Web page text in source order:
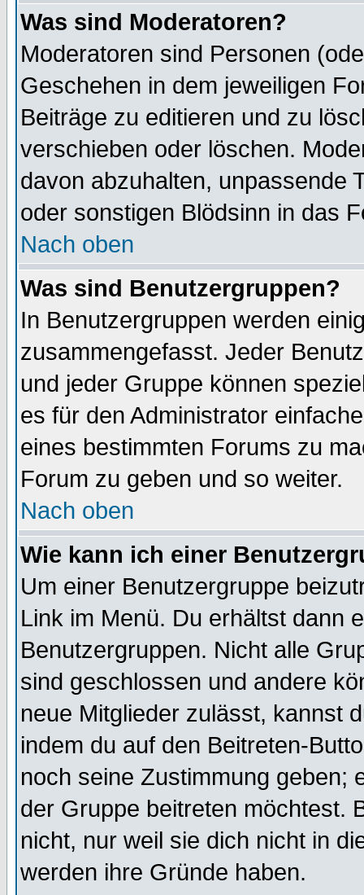
Was sind Moderatoren?
Moderatoren sind Personen
Geschehen in dem jeweiligen
Beiträge zu editieren und zu
verschieben oder löschen.
davon abzuhalten, unpassende
oder sonstigen Blödsinn in das
Nach oben
Was sind Benutzergruppen?
In Benutzergruppen werden
zusammengefasst. Jeder
und jeder Gruppe können
es für den Administrator
eines bestimmten Forums zu
Forum zu geben und so weiter.
Nach oben
Wie kann ich einer
Um einer Benutzergruppe
Link im Menü. Du erhältst dann
Benutzergruppen. Nicht alle
sind geschlossen und andere
neue Mitglieder zulässt, kannst
indem du auf den Beitreten-
noch seine Zustimmung geben;
der Gruppe beitreten möchtest.
nicht, nur weil sie dich nicht in
werden ihre Gründe haben.